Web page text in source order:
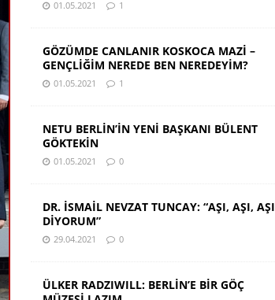
01.05.2021 1
GÖZÜMDE CANLANIR KOSKOCA MAZİ –
GENÇLİĞİM NEREDE BEN NEREDEYİM?
01.05.2021 1
NETU BERLİN’İN YENİ BAŞKANI BÜLENT
GÖKTEKİN
01.05.2021 0
DR. İSMAİL NEVZAT TUNCAY: “AŞI, AŞI, AŞI
DİYORUM”
29.04.2021 0
ÜLKER RADZIWILL: BERLİN’E BİR GÖÇ